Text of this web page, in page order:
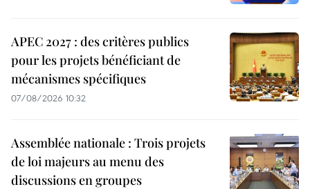
APEC 2027 : des critères publics
pour les projets bénéficiant de
mécanismes spécifiques
07/08/2026 10:32
Assemblée nationale : Trois projets
de loi majeurs au menu des
discussions en groupes